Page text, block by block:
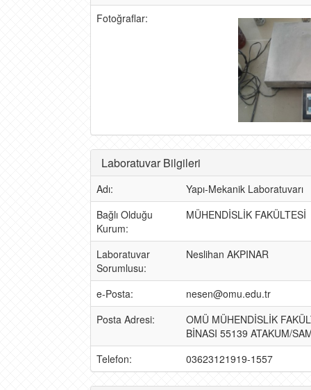
Fotoğraflar:
Laboratuvar Bilgileri
Adı:
Yapı-Mekanik Laboratuvarı
Bağlı Olduğu
Kurum:
MÜHENDİSLİK FAKÜLTESİ
Laboratuvar
Sorumlusu:
Neslihan AKPINAR
e-Posta:
nesen@omu.edu.tr
Posta Adresi:
OMÜ MÜHENDİSLİK
BİNASI 55139 ATAKUM/
Telefon:
03623121919-1557